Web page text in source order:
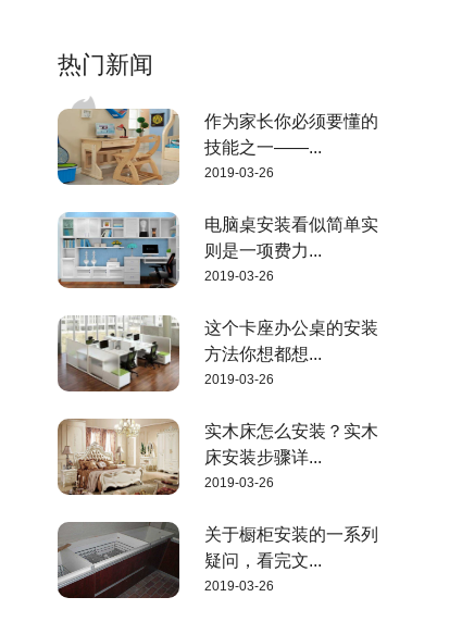
热门新闻
作为家长你必须要懂的
技能之一——...
2019-03-26
电脑桌安装看似简单实
则是一项费力...
2019-03-26
这个卡座办公桌的安装
方法你想都想...
2019-03-26
实木床怎么安装？实木
床安装步骤详...
2019-03-26
关于橱柜安装的一系列
疑问，看完文...
2019-03-26